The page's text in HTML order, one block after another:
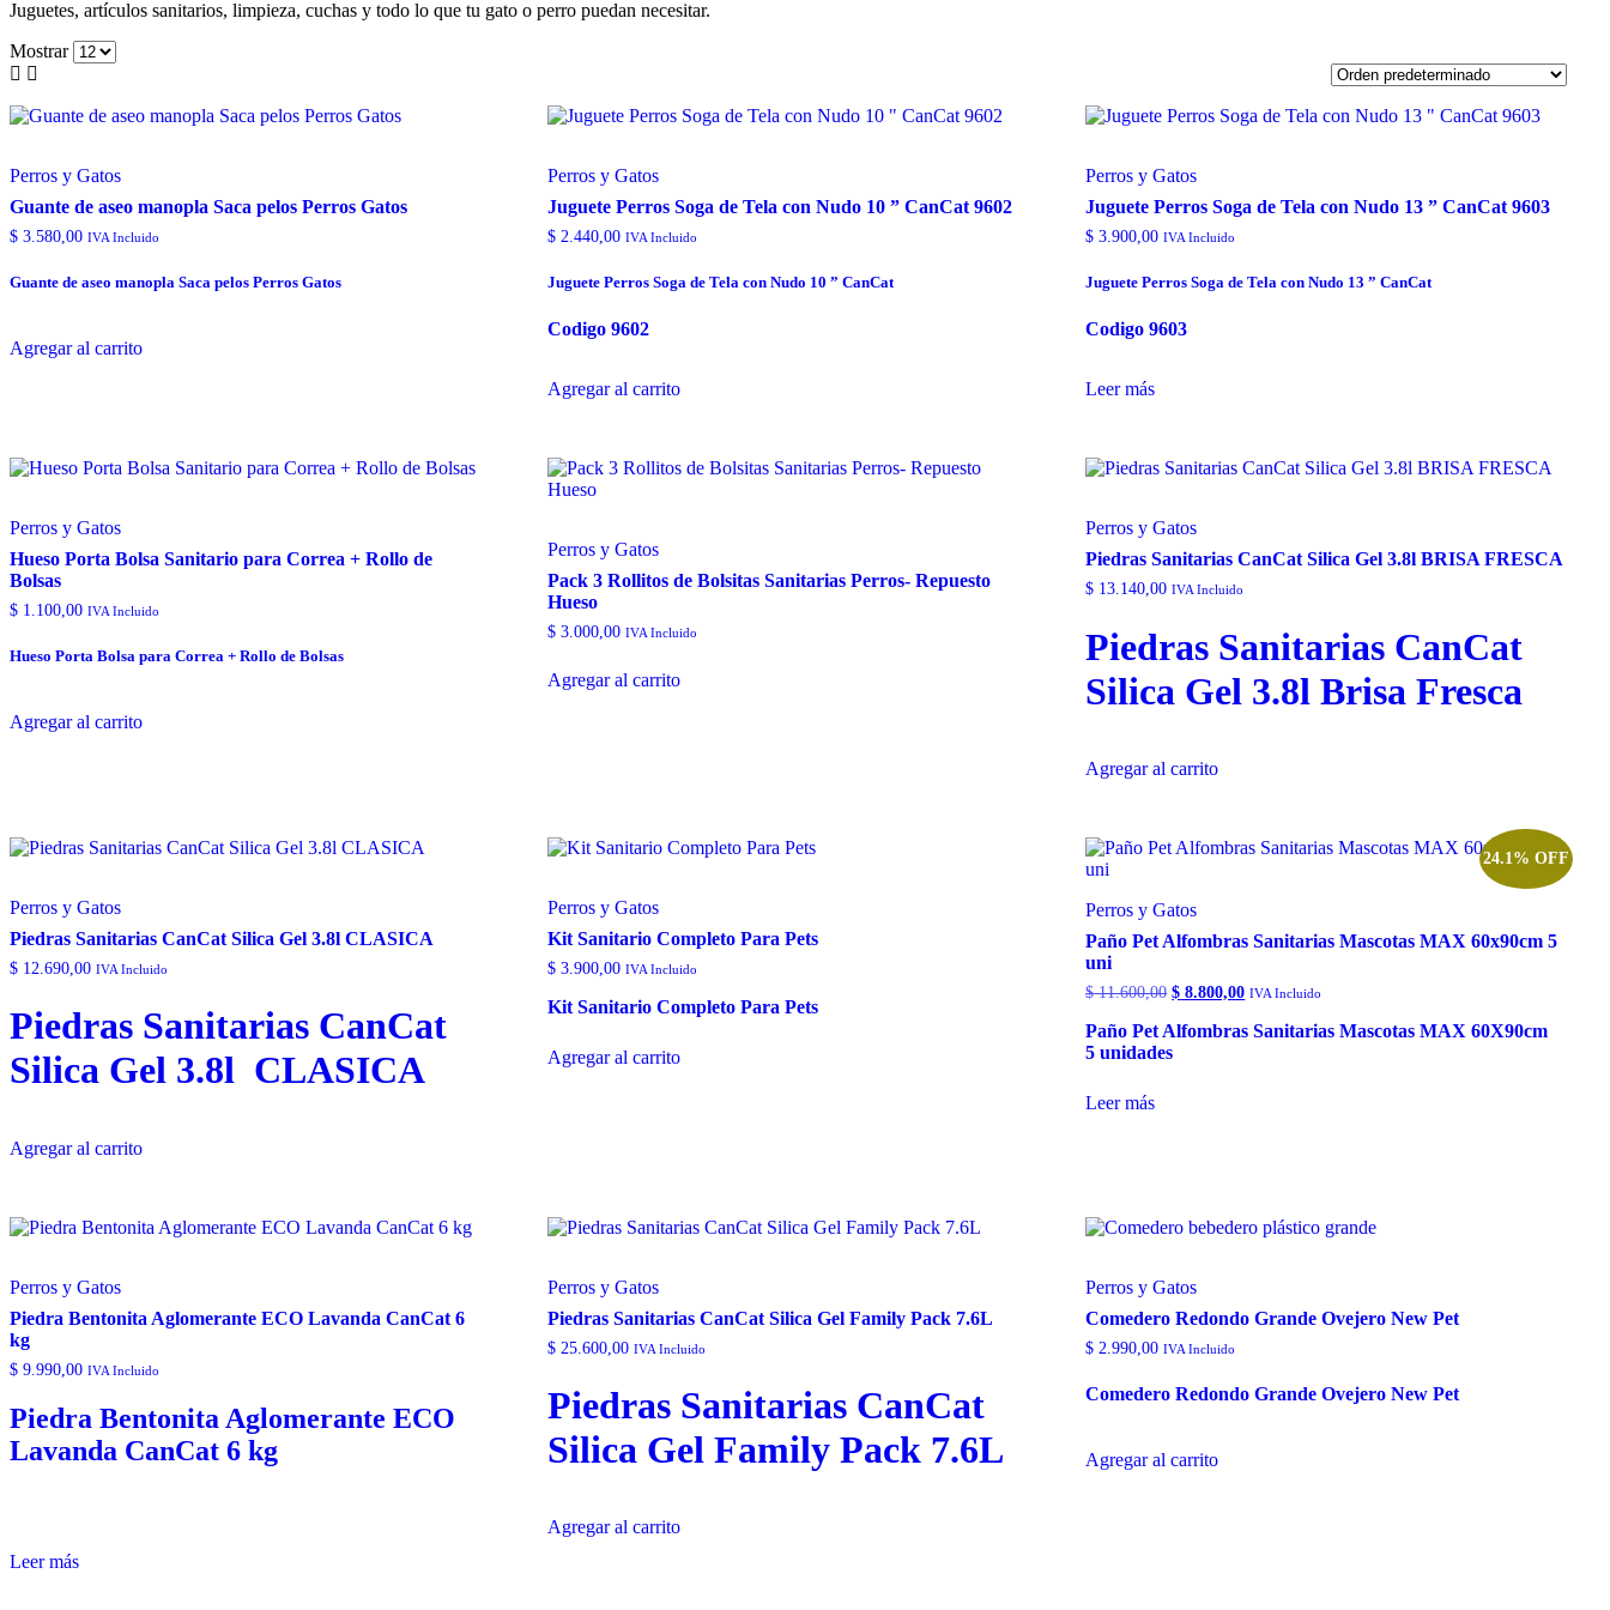
Juguetes, artículos sanitarios, limpieza, cuchas y todo lo que tu gato o perro puedan necesitar.
Mostrar
Perros y Gatos
Guante de aseo manopla Saca pelos Perros Gatos
$ 3.580,00 IVA Incluido
Guante de aseo manopla Saca pelos Perros Gatos
Agregar al carrito
Perros y Gatos
Juguete Perros Soga de Tela con Nudo 10 ” CanCat 9602
$ 2.440,00 IVA Incluido
Juguete Perros Soga de Tela con Nudo 10 ” CanCat
Codigo 9602
Agregar al carrito
Perros y Gatos
Juguete Perros Soga de Tela con Nudo 13 ” CanCat 9603
$ 3.900,00 IVA Incluido
Juguete Perros Soga de Tela con Nudo 13 ” CanCat
Codigo 9603
Leer más
Perros y Gatos
Hueso Porta Bolsa Sanitario para Correa + Rollo de
Bolsas
$ 1.100,00 IVA Incluido
Hueso Porta Bolsa para Correa + Rollo de Bolsas
Agregar al carrito
Perros y Gatos
Pack 3 Rollitos de Bolsitas Sanitarias Perros- Repuesto
Hueso
$ 3.000,00 IVA Incluido
Agregar al carrito
Perros y Gatos
Piedras Sanitarias CanCat Silica Gel 3.8l BRISA FRESCA
$ 13.140,00 IVA Incluido
Piedras Sanitarias CanCat
Silica Gel 3.8l Brisa Fresca
Agregar al carrito
Perros y Gatos
Piedras Sanitarias CanCat Silica Gel 3.8l CLASICA
$ 12.690,00 IVA Incluido
Piedras Sanitarias CanCat
Silica Gel 3.8l CLASICA
Agregar al carrito
Perros y Gatos
Kit Sanitario Completo Para Pets
$ 3.900,00 IVA Incluido
Kit Sanitario Completo Para Pets
Agregar al carrito
24.1% OFF
Perros y Gatos
Paño Pet Alfombras Sanitarias Mascotas MAX 60x90cm 5
uni
$11.600,00 $ 8.800,00 IVA Incluido
Paño Pet Alfombras Sanitarias Mascotas MAX 60X90cm
5 unidades
Leer más
Perros y Gatos
Piedra Bentonita Aglomerante ECO Lavanda CanCat 6
kg
$ 9.990,00 IVA Incluido
Piedra Bentonita Aglomerante ECO
Lavanda CanCat 6 kg
Leer más
Perros y Gatos
Piedras Sanitarias CanCat Silica Gel Family Pack 7.6L
$ 25.600,00 IVA Incluido
Piedras Sanitarias CanCat
Silica Gel Family Pack 7.6L
Agregar al carrito
Perros y Gatos
Comedero Redondo Grande Ovejero New Pet
$ 2.990,00 IVA Incluido
Comedero Redondo Grande Ovejero New Pet
Agregar al carrito